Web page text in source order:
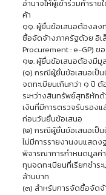
อำนาจให้ผู้เข้าร่วมค้ารา
ค้า
๑๑. ผู้ยื่นข้อเสนอต้องลง
ซื้อจัดจ้างภาครัฐด้วย อิเ
Procurement : e-GP)
๑๒. ผู้ยื่นข้อเสนอต้องมีมู
(๑) กรณีผู้ยื่นข้อเสนอเป็
จดทะเบียนเกินกว่า ๑ ปี
ระหว่างสินทรัพย์สุทธิหัก
เงินที่มีการตรวจรับรอง
ก่อนวันยื่นข้อเสนอ
(๒) กรณีผู้ยื่นข้อเสนอเป็
ไม่มีการรายงานงบแสดง
พิจารณาการกำหนดมูลค่
ทุนจดทะเบียนที่เรียกชำร
ล้านบาท
(๓) สำหรับการจัดซื้อจัด